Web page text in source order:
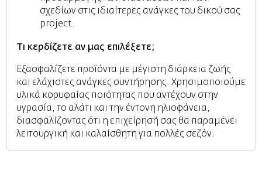
σχεδίων στις ιδιαίτερες ανάγκες του δικού σας
project.
Τι κερδίζετε αν μας επιλέξετε;
Εξασφαλίζετε προϊόντα με μέγιστη διάρκεια ζωής
και ελάχιστες ανάγκες συντήρησης. Χρησιμοποιούμε
υλικά κορυφαίας ποιότητας που αντέχουν στην
υγρασία, το αλάτι και την έντονη ηλιοφάνεια,
διασφαλίζοντας ότι η επιχείρησή σας θα παραμένει
λειτουργική και καλαίσθητη για πολλές σεζόν.